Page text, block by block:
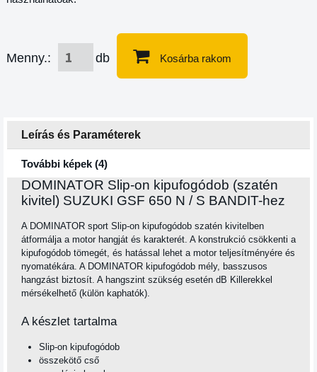
Menny.: db Kosárba rakom
Leírás és Paraméterek
További képek (4)
DOMINATOR Slip-on kipufogódob (szatén
kivitel) SUZUKI GSF 650 N / S BANDIT-hez
A DOMINATOR sport Slip-on kipufogódob szatén kivitelben
átformálja a motor hangját és karakterét. A konstrukció csökkenti a
kipufogódob tömegét, és hatással lehet a motor teljesítményére és
nyomatékára. A DOMINATOR kipufogódob mély, basszusos
hangzást biztosít. A hangszint szükség esetén dB Killerekkel
mérsékelhető (külön kaphatók).
A készlet tartalma
Slip-on kipufogódob
összekötő cső